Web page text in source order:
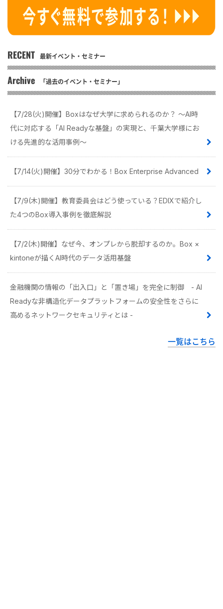
RECENT 最新イベント・セミナー
Archive 「過去のイベント・セミナー」
【7/28(火)開催】Boxはなぜ大学に求められるのか？ 〜AI時
代に対応する「AI Readyな基盤」の実現と、千葉大学様にお
ける先進的な活用事例〜
【7/14(火)開催】30分でわかる！Box Enterprise Advanced
【7/9(木)開催】教育委員会はどう使っている？EDIXで紹介し
た4つのBox導入事例を徹底解説
【7/2(木)開催】なぜ今、オンプレから脱却するのか。Box ×
kintoneが描くAI時代のデータ活用基盤
金融機関の情報の「出入口」と「置き場」を完全に制御 - AI
Readyな非構造化データプラットフォームの安全性をさらに
高めるネットワークセキュリティとは -
一覧はこちら